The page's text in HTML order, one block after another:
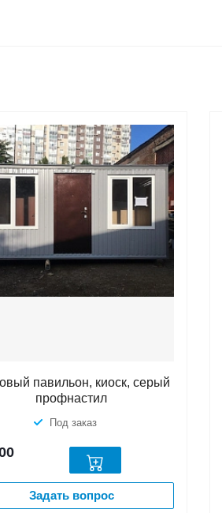
павильон, киоск, серый
профнастил
Под заказ
Задать вопрос